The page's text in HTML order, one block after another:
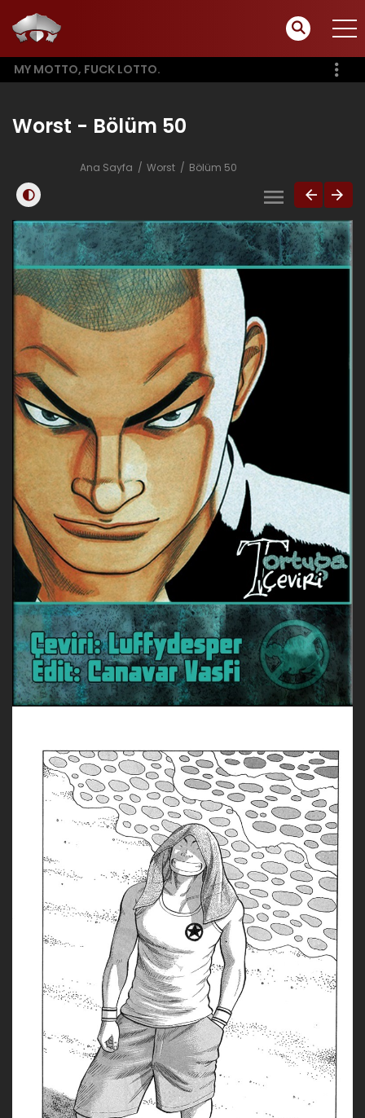
MY MOTTO, FUCK LOTTO.
Worst - Bölüm 50
Ana Sayfa Worst Bölüm 50